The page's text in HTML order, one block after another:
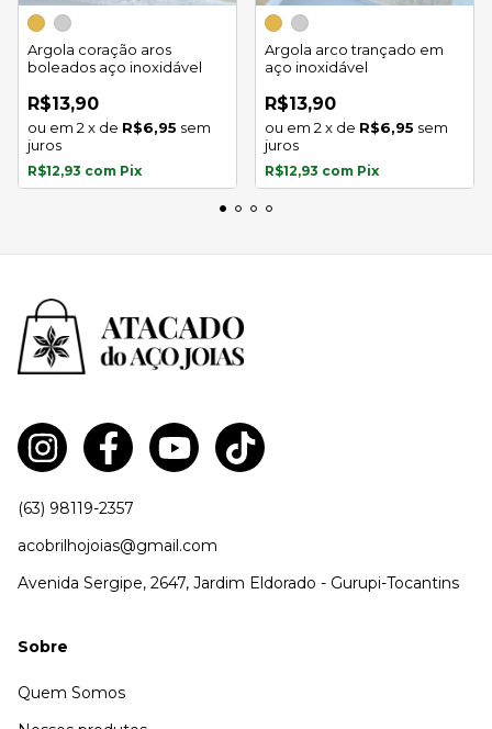
Argola coração aros
boleados aço inoxidável
R$13,90
2 x de R$6,95 sem
juros
R$12,93 com Pix
Argola arco trançado em
aço inoxidável
R$13,90
2 x de R$6,95 sem
juros
R$12,93 com Pix
(63) 98119-2357
acobrilhojoias@gmail.com
Avenida Sergipe, 2647, Jardim Eldorado - Gurupi-Tocantins
Sobre
Quem Somos